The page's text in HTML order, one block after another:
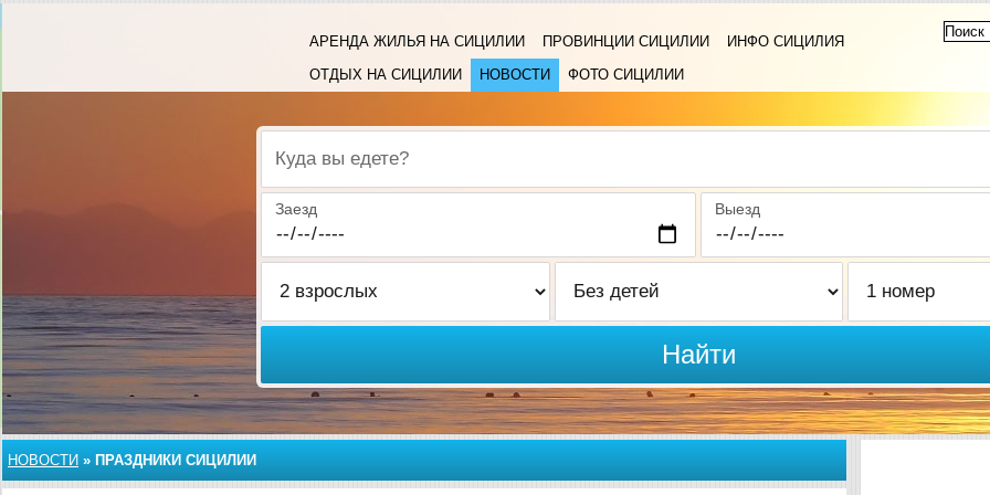
АРЕНДА ЖИЛЬЯ НА СИЦИЛИИ ПРОВИНЦИИ СИЦИЛИИ
ИНФО СИЦИЛИЯ
ОТДЫХ НА СИЦИЛИИ
НОВОСТИ ФОТО СИЦИЛИИ
Куда вы едете?
Заезд Выезд
Найти
НОВОСТИ » ПРАЗДНИКИ СИЦИЛИИ